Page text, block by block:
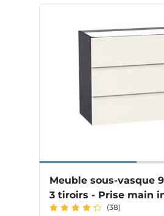
Meuble sous-vasque
3 tiroirs - Prise main
PHOENIX
(38)